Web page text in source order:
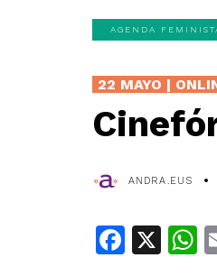
AGENDA
22 MAYO |
ANDRA.EUS
X